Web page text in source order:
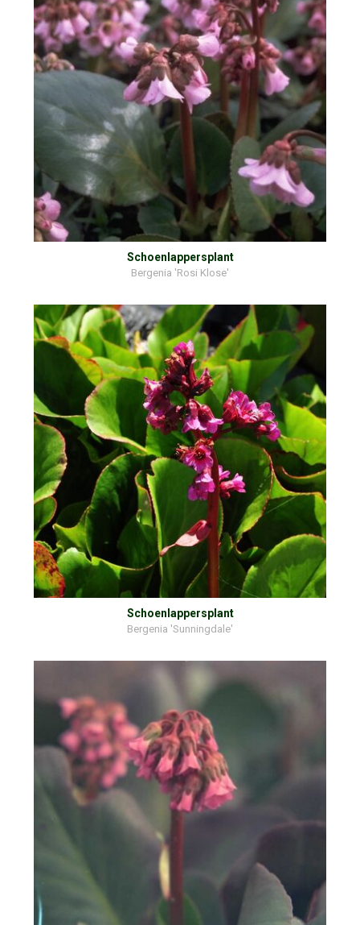
Schoenlappersplant
Bergenia 'Rosi Klose'
Schoenlappersplant
Bergenia 'Sunningdale'